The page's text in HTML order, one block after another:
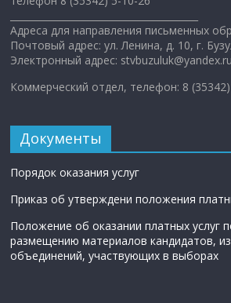
Адреса для направления письменных
Почтовый адрес: ул. Ленина, д. 10, г.
Электронный адрес: stvbuzuluk@yandex.ru
Коммерческий отдел, телефон: 8
Документы
Порядок оказания услуг
Приказ об утверждени положения
Положение об оказании платных услуг
размещению материалов кандидатов,
объединений, участвующих в выборах